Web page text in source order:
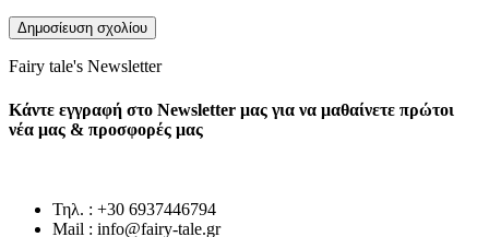
Fairy tale's Newsletter
Κάντε εγγραφή στο Newsletter μας για να μαθαίνετε πρώτοι
νέα μας & προσφορές μας
Τηλ. : +30 6937446794
Mail : info@fairy-tale.gr